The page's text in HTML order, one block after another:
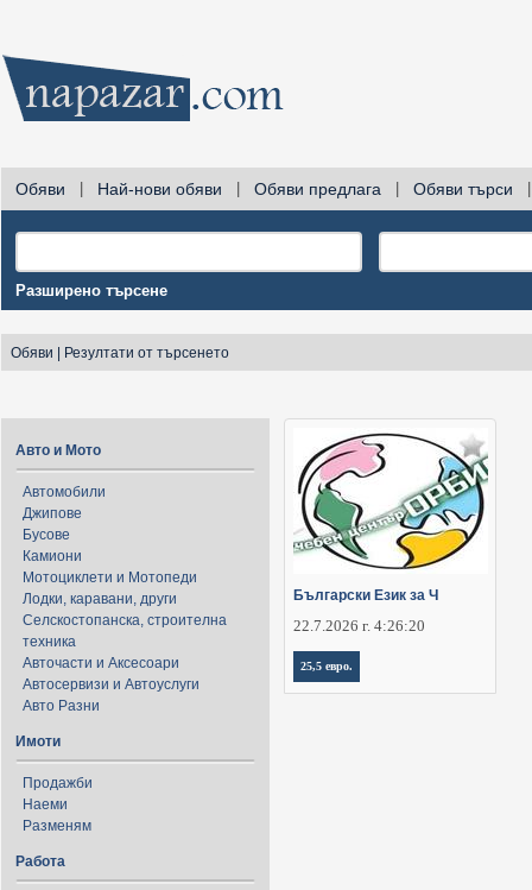
Обяви Най-нови обяви Обяви предлага Обяви търси
Разширено търсене
Обяви Резултати от търсенето
Авто и Мото
Автомобили
Джипове
Бусове
Камиони
Мотоциклети и Мотопеди
Лодки, каравани, други
Селскостопанска, строителна
техника
Авточасти и Аксесоари
Автосервизи и Автоуслуги
Авто Разни
Имоти
Продажби
Наеми
Разменям
Работа
Български Език за Ч
22.7.2026 г. 4:26:20
25,5 евро.